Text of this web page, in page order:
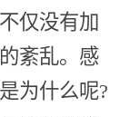
仅没有加
紊乱。感
为什么呢?